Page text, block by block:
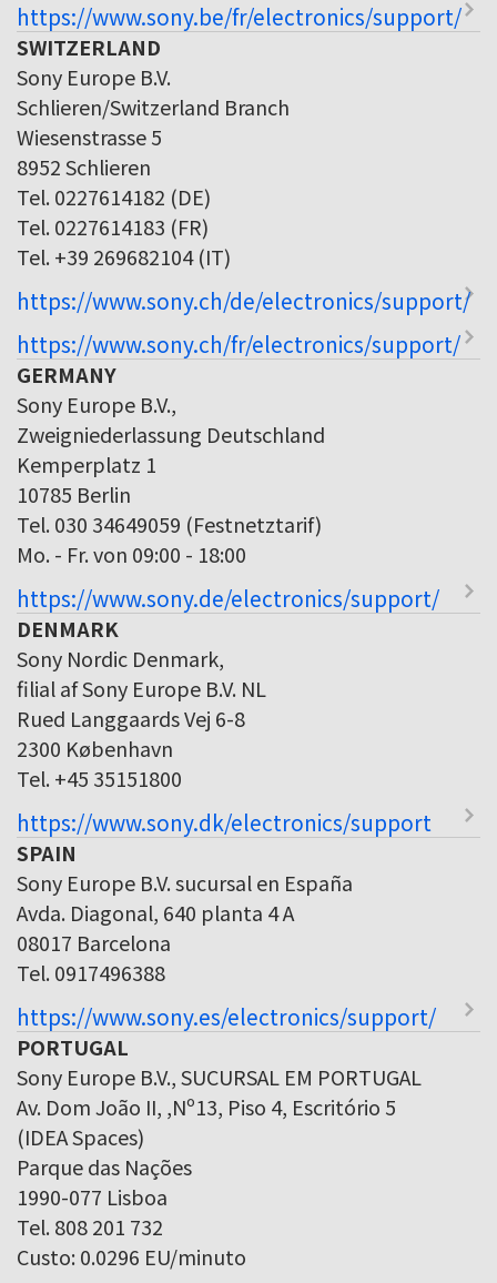
https://www.sony.be/fr/electronics/support/
SWITZERLAND
Sony Europe B.V.
Schlieren/Switzerland Branch
Wiesenstrasse 5
8952 Schlieren
Tel. 0227614182 (DE)
Tel. 0227614183 (FR)
Tel. +39 269682104 (IT)
https://www.sony.ch/de/electronics/support/
https://www.sony.ch/fr/electronics/support/
GERMANY
Sony Europe B.V.,
Zweigniederlassung Deutschland
Kemperplatz 1
10785 Berlin
Tel. 030 34649059 (Festnetztarif)
Mo. - Fr. von 09:00 - 18:00
https://www.sony.de/electronics/support/
DENMARK
Sony Nordic Denmark,
filial af Sony Europe B.V. NL
Rued Langgaards Vej 6-8
2300 København
Tel. +45 35151800
https://www.sony.dk/electronics/support
SPAIN
Sony Europe B.V. sucursal en España
Avda. Diagonal, 640 planta 4 A
08017 Barcelona
Tel. 0917496388
https://www.sony.es/electronics/support/
PORTUGAL
Sony Europe B.V., SUCURSAL EM PORTUGAL
Av. Dom João II, ,Nº13, Piso 4, Escritório 5
(IDEA Spaces)
Parque das Nações
1990-077 Lisboa
Tel. 808 201 732
Custo: 0.0296 EU/minuto